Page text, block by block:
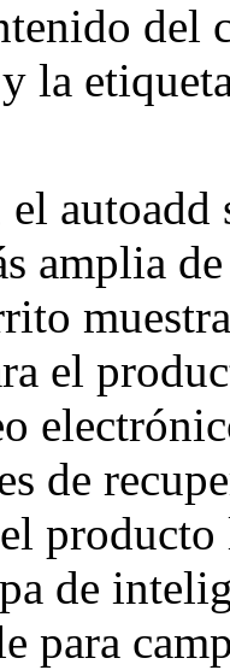
del
la
amplia
el
de
de
para